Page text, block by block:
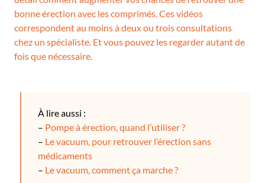
bonne érection avec les comprimés. Ces vidéos
correspondent au moins à deux ou trois consultations
chez un spécialiste. Et vous pouvez les regarder autant de
fois que nécessaire.
À lire aussi :
– Pompe à érection, quand l’utiliser ?
– Le vacuum, pour retrouver l’érection sans
médicaments
– Le vacuum, comment ça marche ?